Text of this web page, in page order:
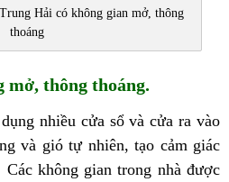
Hải có không gian mở, thông
thoáng
mở, thông thoáng.
nhiều cửa sổ và cửa ra vào
và gió tự nhiên, tạo cảm giác
không gian trong nhà được